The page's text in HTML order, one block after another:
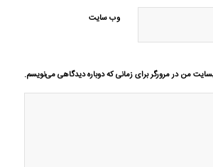
وب‌ سایت
من در مرورگر برای زمانی که دوباره دیدگاهی می‌نویسم.